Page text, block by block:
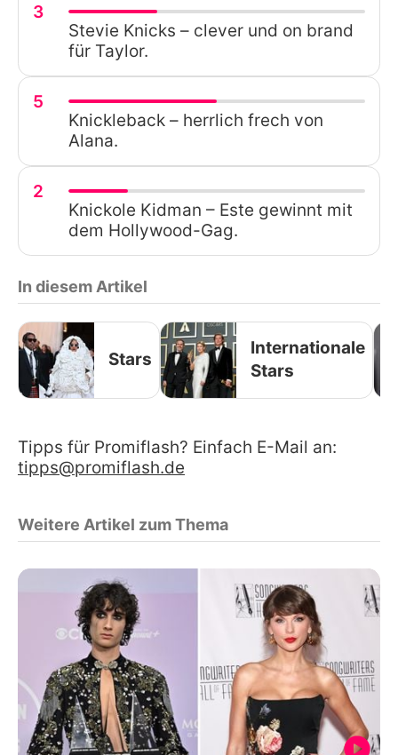
3
Stevie Knicks – clever und on brand
für Taylor.
5
Knickleback – herrlich frech von
Alana.
2
Knickole Kidman – Este gewinnt mit
dem Hollywood-Gag.
In diesem Artikel
Stars
Internationale
Stars
Tipps für Promiflash? Einfach E-Mail an:
tipps@promiflash.de
Weitere Artikel zum Thema